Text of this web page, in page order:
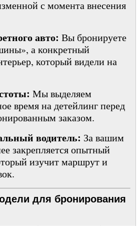
с момента внесения
авто: Вы бронируете
а конкретный
который видели на
Мы выделяем
время на детейлинг перед
заказом.
водитель: За вашим
закрепляется опытный
изучит маршрут и
для бронирования